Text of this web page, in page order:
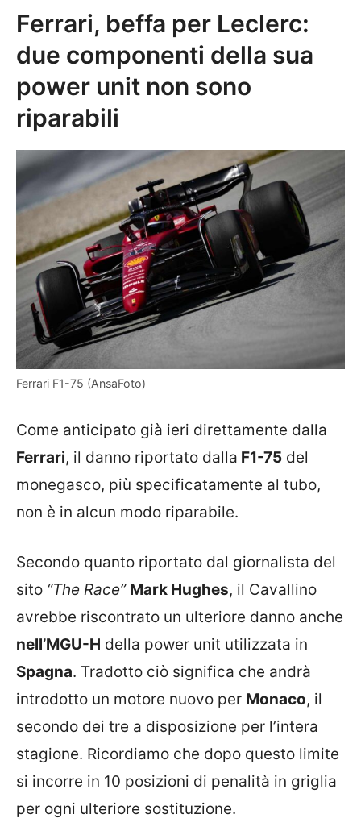
Ferrari, beffa per Leclerc:
due componenti della sua
power unit non sono
riparabili
Ferrari F1-75 (AnsaFoto)
Come anticipato già ieri direttamente dalla
Ferrari, il danno riportato dalla F1-75 del
monegasco, più specificatamente al tubo,
non è in alcun modo riparabile.
Secondo quanto riportato dal giornalista del
sito “The Race” Mark Hughes, il Cavallino
avrebbe riscontrato un ulteriore danno anche
nell’MGU-H della power unit utilizzata in
Spagna. Tradotto ciò significa che andrà
introdotto un motore nuovo per Monaco, il
secondo dei tre a disposizione per l’intera
stagione. Ricordiamo che dopo questo limite
si incorre in 10 posizioni di penalità in griglia
per ogni ulteriore sostituzione.